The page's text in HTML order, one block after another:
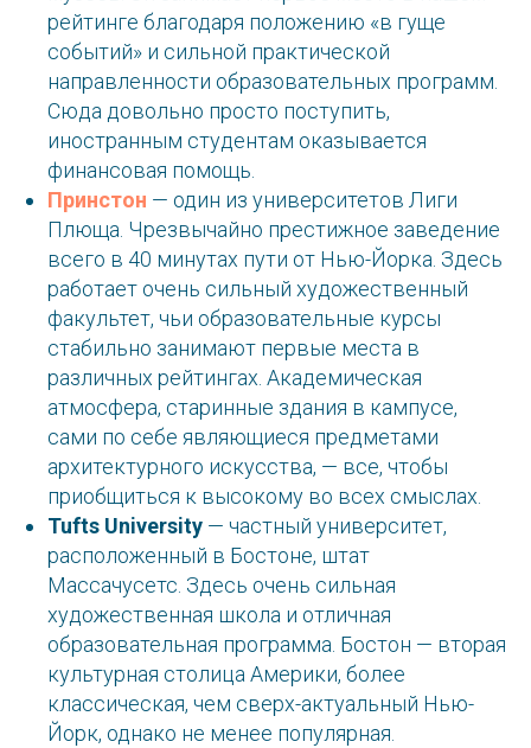
рейтинге благодаря положению «в гуще
событий» и сильной практической
направленности образовательных программ.
Сюда довольно просто поступить,
иностранным студентам оказывается
финансовая помощь.
Принстон — один из университетов Лиги
Плюща. Чрезвычайно престижное заведение
всего в 40 минутах пути от Нью-Йорка. Здесь
работает очень сильный художественный
факультет, чьи образовательные курсы
стабильно занимают первые места в
различных рейтингах. Академическая
атмосфера, старинные здания в кампусе,
сами по себе являющиеся предметами
архитектурного искусства, — все, чтобы
приобщиться к высокому во всех смыслах.
Tufts University — частный университет,
расположенный в Бостоне, штат
Массачусетс. Здесь очень сильная
художественная школа и отличная
образовательная программа. Бостон — вторая
культурная столица Америки, более
классическая, чем сверх-актуальный Нью-
Йорк, однако не менее популярная.